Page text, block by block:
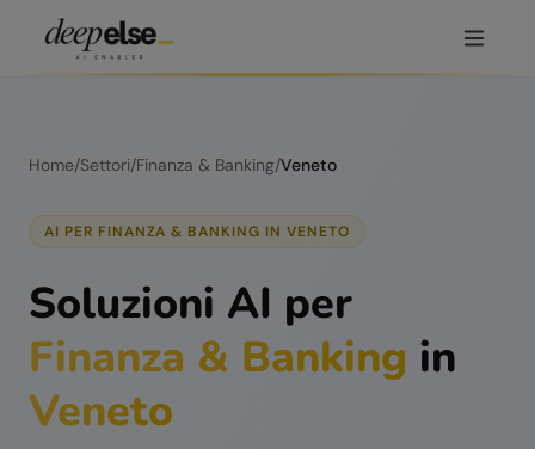
Home/Settori/Finanza & Banking/Veneto
AI PER FINANZA & BANKING IN VENETO
Soluzioni AI per
Finanza & Banking in
Veneto